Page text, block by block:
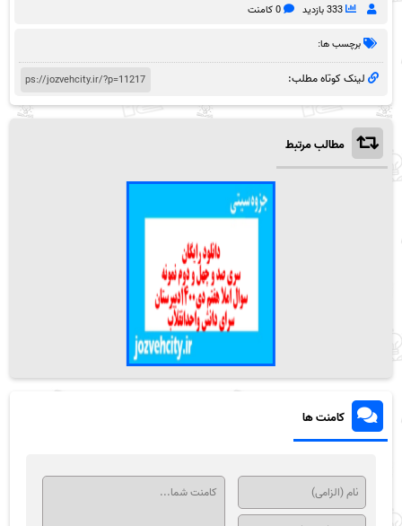
333 بازدید 0 کامنت
برچسب ها:
لینک کوتاه مطلب:
مطالب مرتبط
کامنت ها